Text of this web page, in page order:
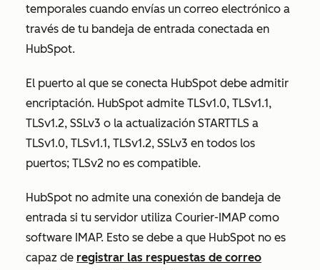
temporales cuando envías un correo electrónico a
través de tu bandeja de entrada conectada en
HubSpot.
El puerto al que se conecta HubSpot debe admitir
encriptación. HubSpot admite TLSv1.0, TLSv1.1,
TLSv1.2, SSLv3 o la actualización STARTTLS a
TLSv1.0, TLSv1.1, TLSv1.2, SSLv3 en todos los
puertos; TLSv2 no es compatible.
HubSpot no admite una conexión de bandeja de
entrada si tu servidor utiliza Courier-IMAP como
software IMAP. Esto se debe a que HubSpot no es
capaz de registrar las respuestas de correo